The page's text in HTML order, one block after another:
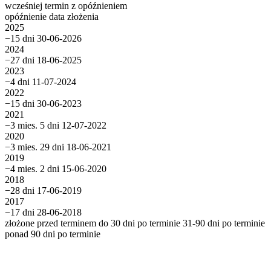
wcześniej termin z opóźnieniem
opóźnienie data złożenia
2025
−15 dni 30-06-2026
2024
−27 dni 18-06-2025
2023
−4 dni 11-07-2024
2022
−15 dni 30-06-2023
2021
−3 mies. 5 dni 12-07-2022
2020
−3 mies. 29 dni 18-06-2021
2019
−4 mies. 2 dni 15-06-2020
2018
−28 dni 17-06-2019
2017
−17 dni 28-06-2018
złożone przed terminem do 30 dni po terminie 31-90 dni po terminie
ponad 90 dni po terminie